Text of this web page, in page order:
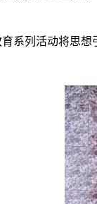
系列活动将思想